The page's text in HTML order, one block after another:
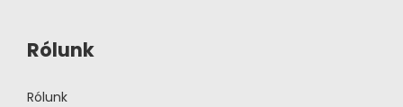
Rólunk
Rólunk